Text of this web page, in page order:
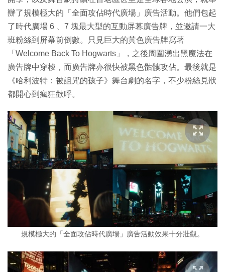
辦了規模極大的「全面攻佔時代廣場」廣告活動。他們包起
了時代廣場 6 、7 塊最大型的互動屏幕廣告牌，並邀請一大
班粉絲到屏幕前倒數。只見巨大的黃色廣告牌寫著
「Welcome Back To Hogwarts」，之後周圍湧出黑魔法在
廣告牌中穿梭，而廣告牌亦很快被黑色骷髏攻佔。最後就是
《哈利波特：被詛咒的孩子》舞台劇的名字，不少粉絲見狀
都開心到瘋狂歡呼。
規模極大的「全面攻佔時代廣場」廣告活動效果十分壯觀。